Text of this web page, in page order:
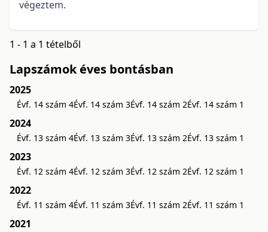
végeztem.
1 - 1 a 1 tételből
Lapszámok éves bontásban
2025
Évf. 14 szám 4Évf. 14 szám 3Évf. 14 szám 2Évf. 14 szám 1
2024
Évf. 13 szám 4Évf. 13 szám 3Évf. 13 szám 2Évf. 13 szám 1
2023
Évf. 12 szám 4Évf. 12 szám 3Évf. 12 szám 2Évf. 12 szám 1
2022
Évf. 11 szám 4Évf. 11 szám 3Évf. 11 szám 2Évf. 11 szám 1
2021